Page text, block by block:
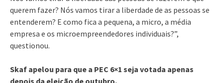
querem fazer? Nós vamos tirar a liberdade de as pessoas se
entenderem? E como fica a pequena, a micro, a média
empresa e os microempreendedores individuais?”,
questionou.
Skaf apelou para que a PEC 6×1 seja votada apenas
depois da eleição de outubro.